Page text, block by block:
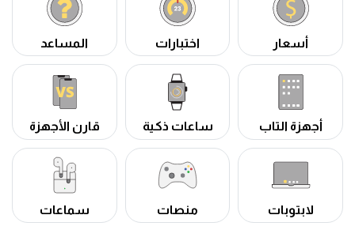
أسعار اختبارات المساعد
أجهزة التاب ساعات ذكية قارن الأجهزة
لابتوبات منصات سماعات